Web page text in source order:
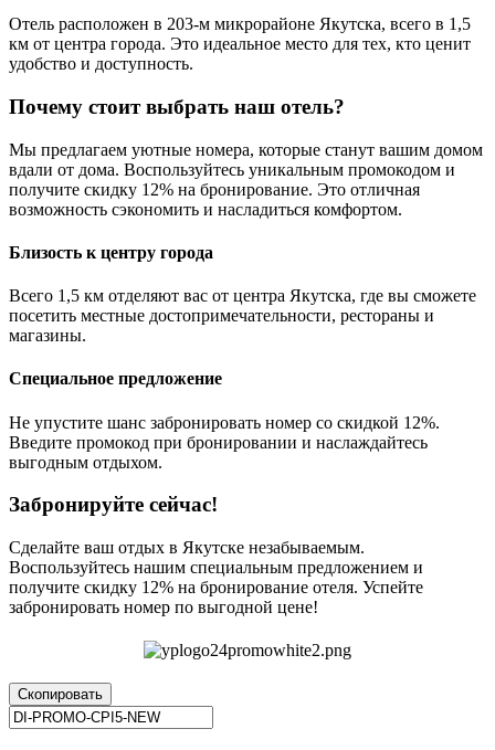
Отель расположен в 203-м микрорайоне Якутска, всего в 1,5
км от центра города. Это идеальное место для тех, кто ценит
удобство и доступность.
Почему стоит выбрать наш отель?
Мы предлагаем уютные номера, которые станут вашим домом
вдали от дома. Воспользуйтесь уникальным промокодом и
получите скидку 12% на бронирование. Это отличная
возможность сэкономить и насладиться комфортом.
Близость к центру города
Всего 1,5 км отделяют вас от центра Якутска, где вы сможете
посетить местные достопримечательности, рестораны и
магазины.
Специальное предложение
Не упустите шанс забронировать номер со скидкой 12%.
Введите промокод при бронировании и наслаждайтесь
выгодным отдыхом.
Забронируйте сейчас!
Сделайте ваш отдых в Якутске незабываемым.
Воспользуйтесь нашим специальным предложением и
получите скидку 12% на бронирование отеля. Успейте
забронировать номер по выгодной цене!
Скопировать